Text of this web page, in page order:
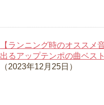
【ランニング時のオススメ
出るアップテンポの曲ベス
（2023年12月25日）